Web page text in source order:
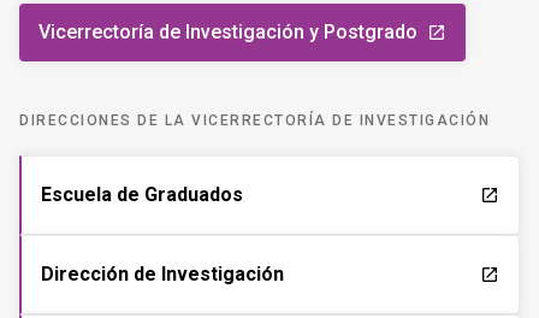
Vicerrectoría de Investigación y Postgrado launch
DIRECCIONES DE LA VICERRECTORÍA DE INVESTIGACIÓN
Escuela de Graduados launch
Dirección de Investigación launch